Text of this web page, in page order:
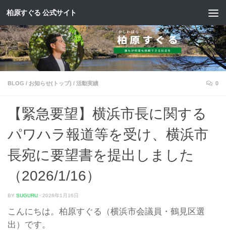
コンテンツへスキップ
柏原すぐる 公式サイト
BLOG / お知らせ(トップ) / 活動実績 0
【緊急要望】横浜市長に関する
パワハラ報道等を受け、横浜市
長宛に要望書を提出しました
（2026/1/16）
BY SUGURU · 2026年1月16日
こんにちは。柏原すぐる（横浜市会議員・鶴見区選
出）です。